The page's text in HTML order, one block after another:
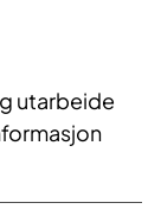
utarbeide